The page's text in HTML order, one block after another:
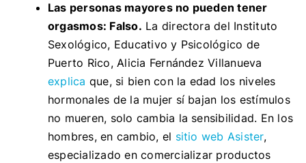
Las personas mayores no pueden tener
orgasmos: Falso. La directora del Instituto
Sexológico, Educativo y Psicológico de
Puerto Rico, Alicia Fernández Villanueva
explica que, si bien con la edad los niveles
hormonales de la mujer sí bajan los estímulos
no mueren, solo cambia la sensibilidad. En los
hombres, en cambio, el sitio web Asister,
especializado en comercializar productos